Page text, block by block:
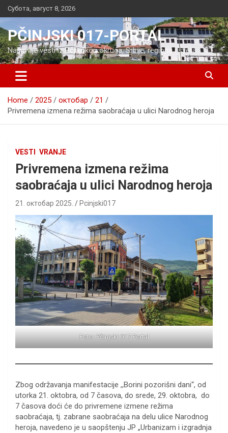
Skip
to
content
Субота, август 8, 2026
PČINJSKI 017-PORTAL
Najnovije vesti iz Pčinjskog okruga, Srbije, regiona i sveta
Home 2025 октобар
21
Privremena izmena režima saobraćaja u ulici Narodnog heroja
VESTI VRANJE
Privremena izmena režima
saobraćaja u ulici Narodnog heroja
21. октобар 2025. Pcinjski017
Foto: Pčinjski 017 Portal
Zbog održavanja manifestacije ,,Borini pozorišni dani“, od
utorka 21. oktobra, od 7 časova, do srede, 29. oktobra, do
7 časova doći će do privremene izmene režima
saobraćaja, tj. zabrane saobraćaja na delu ulice Narodnog
heroja, navedeno je u saopštenju JP „Urbanizam i izgradnja